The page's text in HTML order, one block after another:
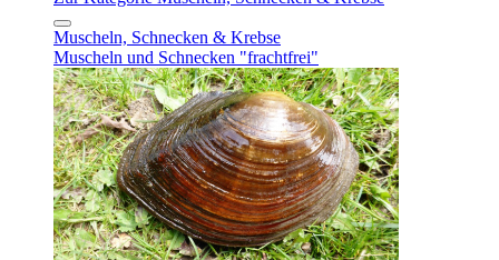
Muscheln, Schnecken & Krebse
Muscheln und Schnecken "frachtfrei"